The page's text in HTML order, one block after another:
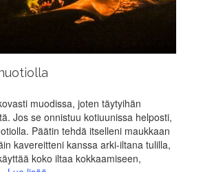
muodissa, joten täytyihän
Jos se onnistuu kotiuunissa helposti,
Päätin tehdä itselleni maukkaan
kavereitteni kanssa arki-iltana tulilla,
koko iltaa kokkaamiseen,